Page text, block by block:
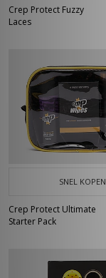
Crep Protect Fuzzy
Laces
SNEL KOPEN
Crep Protect Ultimate
Starter Pack